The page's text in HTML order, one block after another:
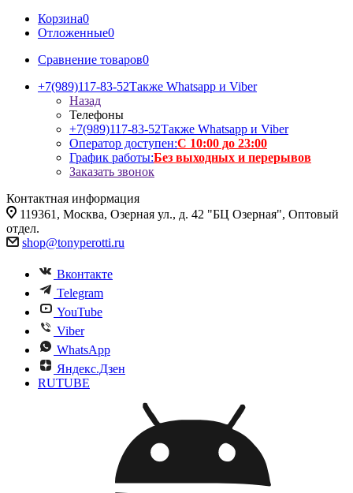
Корзина0
Отложенные0
Сравнение товаров0
+7(989)117-83-52Также Whatsapp и Viber
Назад
Телефоны
+7(989)117-83-52Также Whatsapp и Viber
Оператор доступен:С 10:00 до 23:00
График работы:Без выходных и перерывов
Заказать звонок
Контактная информация
119361, Москва, Озерная ул., д. 42 "БЦ Озерная", Оптовый
отдел.
shop@tonyperotti.ru
Вконтакте
Telegram
YouTube
Viber
WhatsApp
Яндекс.Дзен
RUTUBE